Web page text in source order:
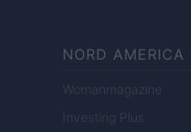
NORD AMERICA
Womanmagazine
Investing Plus